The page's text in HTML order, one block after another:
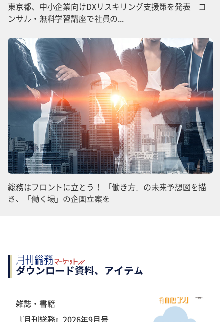
東京都、中小企業向けDXリスキリング支援策を発表 コ
ンサル・無料学習講座で社員の...
総務はフロントに立とう！ 「働き方」の未来予想図を描
き、「働く場」の企画立案を
ダウンロード資料、アイテム
雑誌・書籍
『月刊総務』2026年9月号